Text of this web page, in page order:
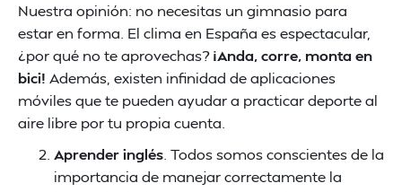
Nuestra opinión: no necesitas un gimnasio para
estar en forma. El clima en España es espectacular,
¿por qué no te aprovechas?¡Anda, corre, monta en
bici! Además, existen infinidad de aplicaciones
móviles que te pueden ayudar a practicar deporte al
aire libre por tu propia cuenta.
Aprender inglés. Todos somos conscientes de la
importancia de manejar correctamente la